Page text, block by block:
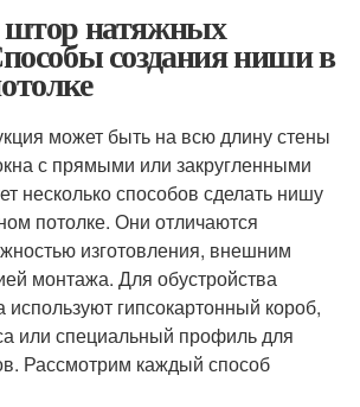
натяжных
создания ниши в
может быть на всю длину стены
с прямыми или закругленными
несколько способов сделать нишу
потолке. Они отличаются
изготовления, внешним
монтажа. Для обустройства
используют гипсокартонный короб,
или специальный профиль для
Рассмотрим каждый способ